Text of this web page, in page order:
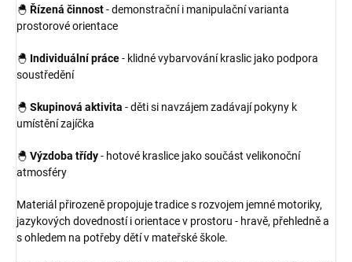
🐣 Řízená činnost- demonstrační i manipulační varianta
prostorové orientace
🐣 Individuální práce- klidné vybarvování kraslic jako podpora
soustředění
🐣 Skupinová aktivita - děti si navzájem zadávají pokyny k
umístění zajíčka
🐣 Výzdoba třídy- hotové kraslice jako součást velikonoční
atmosféry
Materiál přirozeně propojuje tradice s rozvojem jemné motoriky,
jazykových dovedností i orientace v prostoru - hravě, přehledně a
s ohledem na potřeby dětí v mateřské škole.